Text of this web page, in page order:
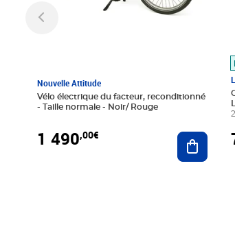
Nouvelle Attitude
Vélo électrique du facteur, reconditionné
- Taille normale - Noir/ Rouge
1 490,00€ Ajouter